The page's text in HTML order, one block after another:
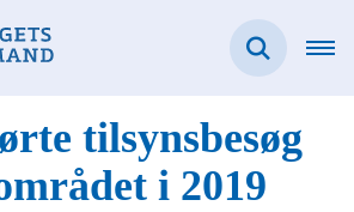
tilsynsbesøg
i 2019